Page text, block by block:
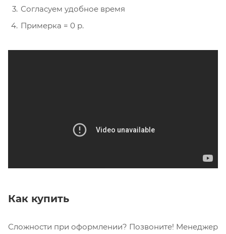
Согласуем удобное время
Примерка = 0 р.
Как купить
Сложности при оформлении? Позвоните! Менеджер